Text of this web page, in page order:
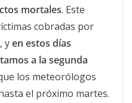
mortales. Este
cobradas por
yen estos días
a la segunda
los meteorólogos
el próximo martes.